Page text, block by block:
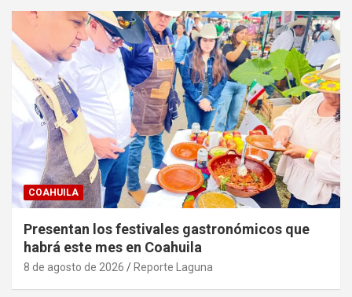
COAHUILA
Presentan los festivales gastronómicos que
habrá este mes en Coahuila
8 de agosto de 2026 Reporte Laguna